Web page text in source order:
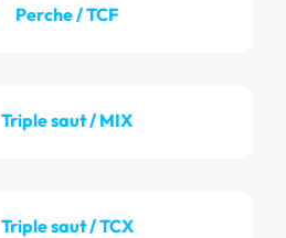
Perche / TCF
Triple saut / MIX
Triple saut / TCX